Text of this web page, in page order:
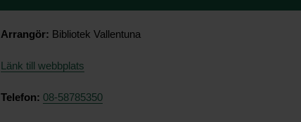
Arrangör: Bibliotek Vallentuna
Länk till webbplats
Telefon: 08-58785350